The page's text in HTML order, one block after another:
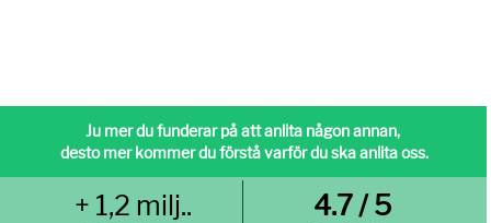
Ju mer du funderar på att anlita någon annan,
desto mer kommer du förstå varför du ska anlita oss.
+ 1,2 milj.. 4.7 / 5